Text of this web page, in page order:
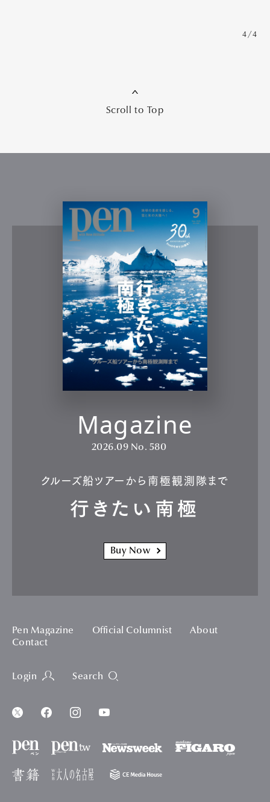
4/4
Scroll to Top
Magazine
2026.09 No. 580
クルーズ船ツアーから南極観測隊まで
行きたい南極
Buy Now
Pen Magazine Official Columnist
About
Contact
Login Search